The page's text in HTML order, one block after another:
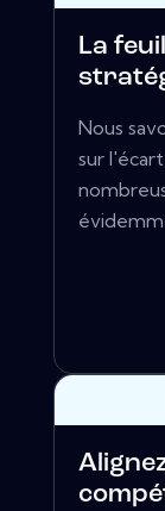
La
Nous
sur